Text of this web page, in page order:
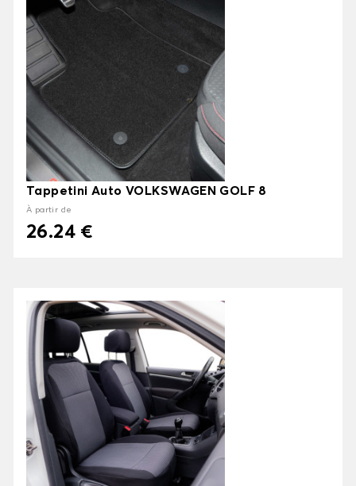
Tappetini Auto VOLKSWAGEN GOLF 8
À partir de
26.24 €